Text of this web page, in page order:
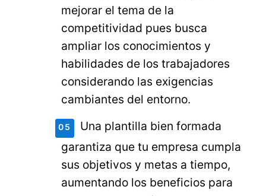
mejorar el tema de la
competitividad pues busca
ampliar los conocimientos y
habilidades de los trabajadores
considerando las exigencias
cambiantes del entorno.
Una plantilla bien formada
garantiza que tu empresa cumpla
sus objetivos y metas a tiempo,
aumentando los beneficios para